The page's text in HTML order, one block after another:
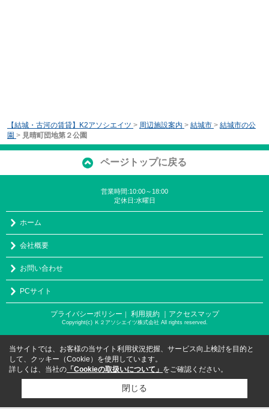
【結城・古河の賃貸】K2アソシエイツ > 周辺施設案内 > 結城市 > 結城市の公
園 > 見晴町団地第２公園
ページトップに戻る
営業時間:10:00～18:00
定休日:水曜日
ホーム
会社概要
お問い合わせ
PCサイト
プライバシーポリシー ｜ 利用規約 ｜アクセスマップ
Copyright(c) Ｋ２アソシエイツ株式会社 All rights reserved.
当サイトでは、お客様の当サイト利用状況把握、サービス向上検討を目的と
して、クッキー（Cookie）を使用しています。
詳しくは、当社の 「Cookieの取扱いについて」 をご確認ください。
閉じる